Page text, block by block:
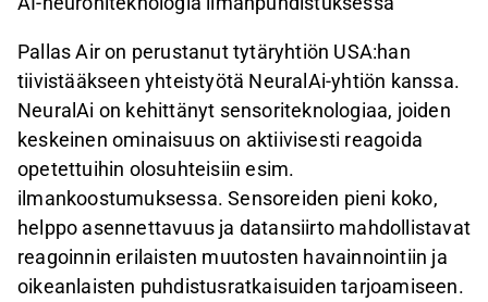
Pallas Air on perustanut tytäryhtiön USA:han
tiivistääkseen yhteistyötä NeuralAi-yhtiön kanssa.
NeuralAi on kehittänyt sensoriteknologiaa, joiden
keskeinen ominaisuus on aktiivisesti reagoida
opetettuihin olosuhteisiin esim.
ilmankoostumuksessa. Sensoreiden pieni koko,
helppo asennettavuus ja datansiirto mahdollistavat
reagoinnin erilaisten muutosten havainnointiin ja
oikeanlaisten puhdistusratkaisuiden tarjoamiseen.